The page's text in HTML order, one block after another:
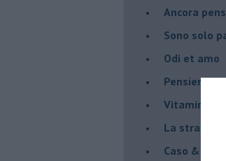
Ancora
Sono solo
Odi et amo
Pensieri in
Vitamina D
La strada
Caso &